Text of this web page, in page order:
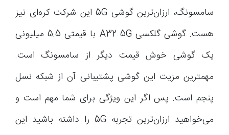
سامسونگ، ارزان‌ترین گوشی 5G این شرکت کره‌ای نیز
هست. گوشی گلکسی A32 5G با قیمتی 5.5 میلیونی
یک گوشی خوش قیمت دیگر از سامسونگ است.
مهمترین مزیت این گوشی پشتیبانی آن از شبکه نسل
پنجم است. پس اگر این ویژگی برای شما مهم است و
می‌خواهید ارزان‌ترین تجربه 5G را داشته باشید این